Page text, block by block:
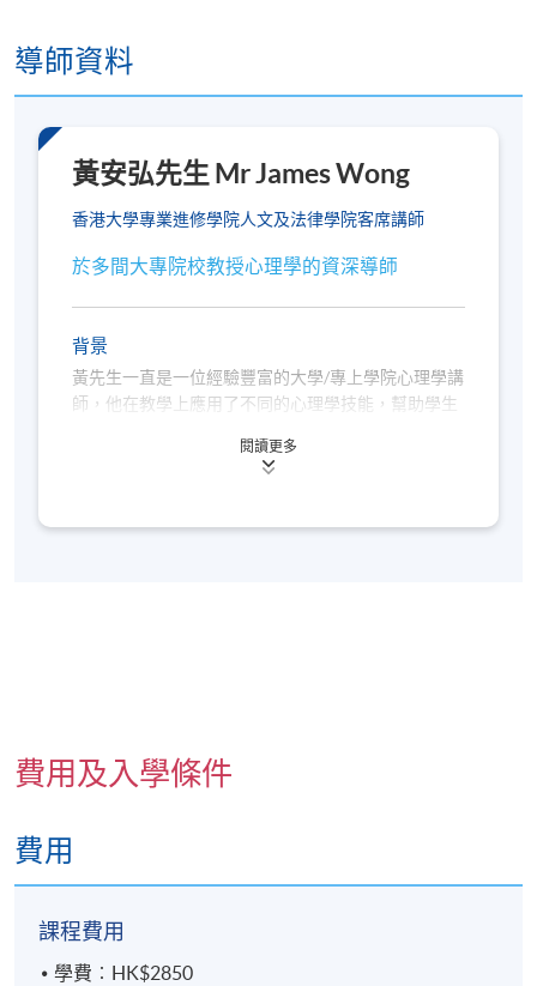
本課程不設課業及評核，同時不在持續進修基金資
能要求更高）可於課程結束後3個月內獲發修讀證
英文全名及郵寄地址）。詳情請參閱
https://hkuspace.hku.hk/cht/teaching-and-
日期 / 時間
共6課18小時
導師資料
黃安弘先生 Mr James Wong
香港大學專業進修學院人文及法律學院客席講師
於多間大專院校教授心理學的資深導師
背景
黃先生一直是一位經驗豐富的大學/專上學院心理學講
師，他在教學上應用了不同的心理學技能，幫助學生
學學位，以及教育文憑，並於修畢美國心理學碩士課
理學考試。
閱讀更多
費用及入學條件
費用
課程費用
學費︰HK$2850